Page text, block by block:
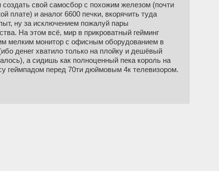
свой самосбор с похожим железом (почти
плате) и аналог 6600 печки, вкорячить туда
ну за исключением пожалуй пары
На этом всё, мир в прикроватный гейминг
мелким монитор с офисным оборудованием в
денег хватило только на плойку и дешёвый
а сидишь как полноценный пека король на
геймпадом перед 70ти дюймовым 4к телевизором.